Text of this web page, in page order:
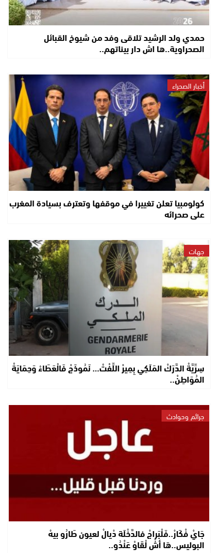
حمدي ولد الرشيد تلاقى وفد من شيوخ القبائل
الصحراوية..ها اش دار بيناتهم..
أخبار الصحراء
كولومبيا تعلن تغييرا في موقفها وتعترف بسيادة المغرب
على صحرائه
جهات
سِرِّيَّةْ الدَّرَكْ المَلَكِي بِمِيرْ اللِّفْتْ… نَمُوذَجْ فَالْعَطَاءْ وَحِمَايَةْ
المُوَاطِنْ..
جرائم وحوادث
جَايْ فْكَارْ..فَلْبَراجْ فالدَّخْلَة دْيالْ لعيون طَارُو بيهْ
البوليس..هَا أشْ لْقَاوْ عَنْدُو..